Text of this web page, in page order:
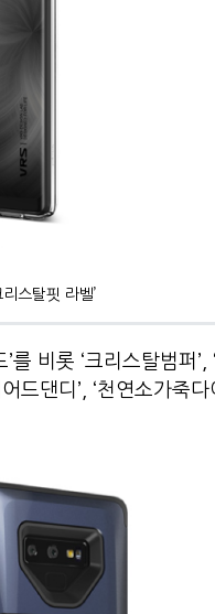
스탈핏 라벨’
비롯 ‘크리스탈범퍼’,
드댄디’, ‘천연소가죽다